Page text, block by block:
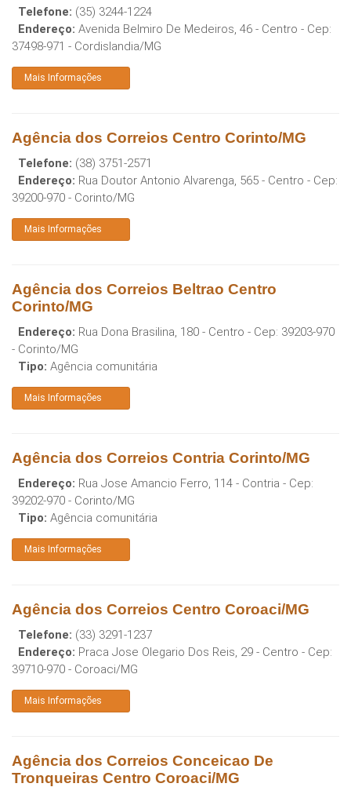
Telefone: (35) 3244-1224
Endereço: Avenida Belmiro De Medeiros, 46 - Centro - Cep:
37498-971 - Cordislandia/MG
Mais Informações
Agência dos Correios Centro Corinto/MG
Telefone: (38) 3751-2571
Endereço: Rua Doutor Antonio Alvarenga, 565 - Centro - Cep:
39200-970 - Corinto/MG
Mais Informações
Agência dos Correios Beltrao Centro
Corinto/MG
Endereço: Rua Dona Brasilina, 180 - Centro - Cep: 39203-970
- Corinto/MG
Tipo: Agência comunitária
Mais Informações
Agência dos Correios Contria Corinto/MG
Endereço: Rua Jose Amancio Ferro, 114 - Contria - Cep:
39202-970 - Corinto/MG
Tipo: Agência comunitária
Mais Informações
Agência dos Correios Centro Coroaci/MG
Telefone: (33) 3291-1237
Endereço: Praca Jose Olegario Dos Reis, 29 - Centro - Cep:
39710-970 - Coroaci/MG
Mais Informações
Agência dos Correios Conceicao De
Tronqueiras Centro Coroaci/MG